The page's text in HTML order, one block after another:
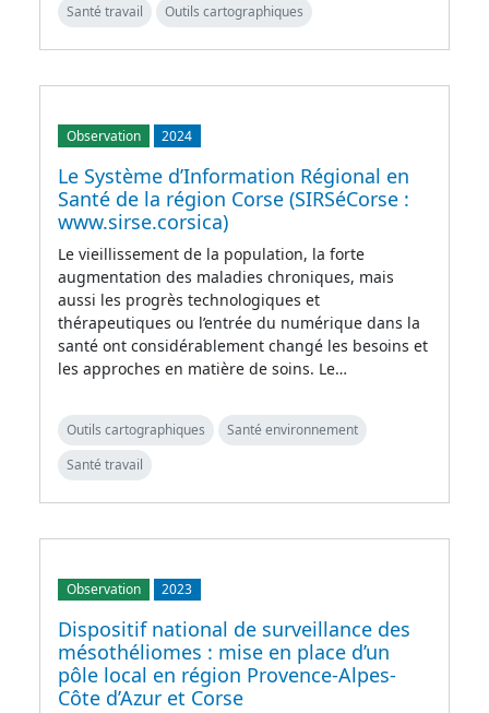
Santé travail Outils cartographiques
Observation 2024
Le Système d’Information Régional en
Santé de la région Corse (SIRSéCorse :
www.sirse.corsica)
Le vieillissement de la population, la forte
augmentation des maladies chroniques, mais
aussi les progrès technologiques et
thérapeutiques ou l’entrée du numérique dans la
santé ont considérablement changé les besoins et
les approches en matière de soins. Le…
Outils cartographiques
Santé environnement
Santé travail
Observation 2023
Dispositif national de surveillance des
mésothéliomes : mise en place d’un
pôle local en région Provence-Alpes-
Côte d’Azur et Corse